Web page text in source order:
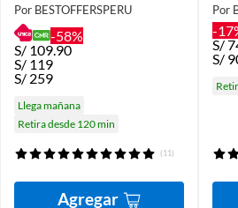
Por BESTOFFERSPERU
-58%
S/ 109.90
S/ 119
S/ 259
Llega mañana
Retira desde 120 min
(11)
Agregar
-
S/
S/